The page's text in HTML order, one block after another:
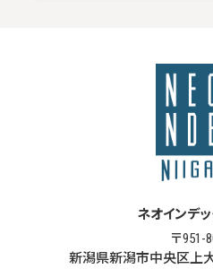
ネオインデ
〒951-
新潟県新潟市中央区上